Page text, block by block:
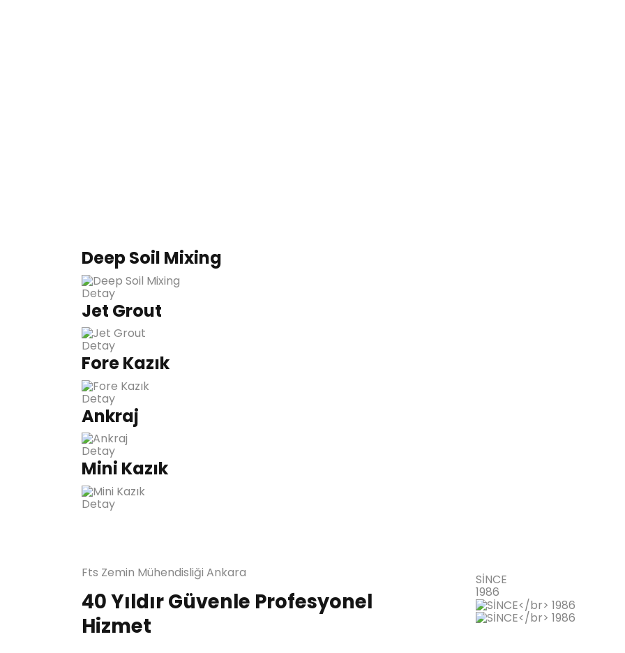
Deep Soil Mixing
Detay
Jet Grout
Detay
Fore Kazık
Detay
Ankraj
Detay
Mini Kazık
Detay
Fts Zemin Mühendisliği Ankara
40 Yıldır Güvenle Profesyonel
Hizmet
SİNCE
1986